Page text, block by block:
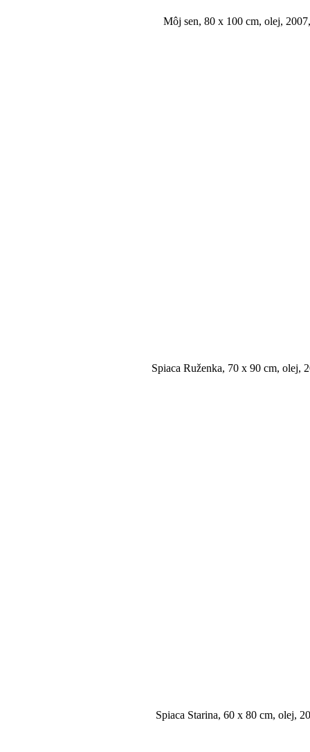
Môj sen, 80 x 100 cm, olej,
Spiaca Ruženka, 70 x 90 cm, olej,
Spiaca Starina, 60 x 80 cm, olej,